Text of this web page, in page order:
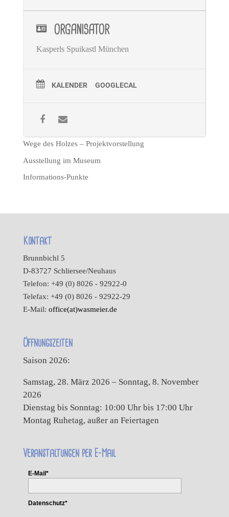
ORGANISATOR
Kasperls Spuikastl München
KALENDER GOOGLECAL
Wege des Holzes – Projektvorstellung
Ausstellung im Museum
Informations-Punkte
Kontakt
Brunnbichl 5
D-83727 Schliersee/Neuhaus
Telefon: +49 (0) 8026 - 92922-0
Telefax: +49 (0) 8026 - 92922-29
E-Mail: office(at)wasmeier.de
Öffnungszeiten
Saison 2026:
Samstag, 28. März 2026 – Sonntag, 8. November
2026
Dienstag bis Sonntag: 10:00 Uhr bis 17:00 Uhr
Montag Ruhetag, außer an Feiertagen
Veranstaltungen per E-Mail
E-Mail*
Datenschutz*